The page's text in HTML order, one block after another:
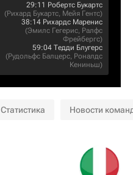
29:11 Робертс Букартс
(Рихард Букартс, Мейя Гентс)
38:14 Рихардс Маренис
(Эмилс Гегерис, Ралфс
Фрейбергс)
59:04 Тедди Блугерс
(Рудольфс Балцерс, Роналдс
Кениньш)
Статистика Новости